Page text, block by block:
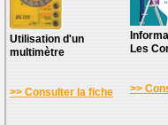
Utilisation d'un
multimètre
>> Consulter la fiche
Les
>>